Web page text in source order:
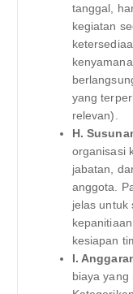
tanggal,
kegiatan
yang
relevan).
H.
organisasi
jabatan,
anggota.
jelas untuk
kesiapan
I.
biaya yang